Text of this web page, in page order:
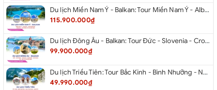
Du lịch Miền Nam Ý - Balkan: Tour Miền Nam Ý - Albania - Montenegro - Croatia - Slovenia từ Hà Nội 2026
115.900.000₫
Du lịch Đông Âu - Balkan: Tour Đức - Slovenia - Croatia - Hungary - Slovakia - Áo - Séc từ Hà Nội 2026
99.900.000₫
Du lịch Triều Tiên: Tour Bắc Kinh - Bình Nhưỡng - Núi Myohyang - Kaesong - Bàn Môn Điếm - Đan Đông từ Hà Nội 2026
49.990.000₫